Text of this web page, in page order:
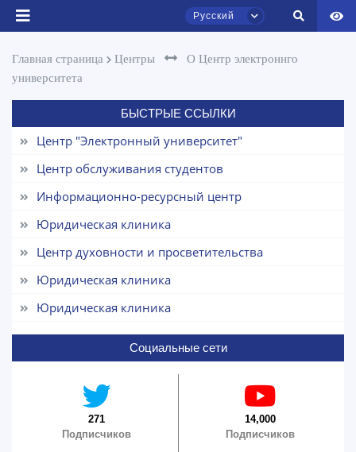
Русский
Ваш номер телефона
Почта
отправить
Главная страница Центры
О Центр электроннго
университета
БЫСТРЫЕ ССЫЛКИ
Центр "Электронный университет"
Центр обслуживания студентов
Информационно-ресурсный центр
Юридическая клиника
Центр духовности и просветительства
Юридическая клиника
Юридическая клиника
Социальные сети
271
Подписчиков
14,000
Подписчиков
Здравствуйте! Добро пожаловать в чат
приёмной комиссии ТГЮУ.
Оставляйте здесь свои обращения по
вопросам приёма.
Выберите тему — затем появятся
конкретные вопросы:
3. Собеседование (бакалавр) (8)
9. Квота (магистратура) (1)